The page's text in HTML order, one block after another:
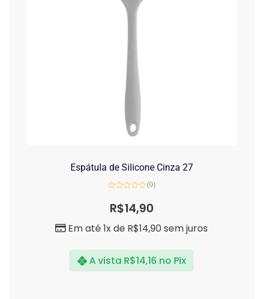
Espátula de Silicone Cinza 27
de
(0)
R$14,90
Em até 1x de R$14,90sem juros
A vista R$14,16 no Pix